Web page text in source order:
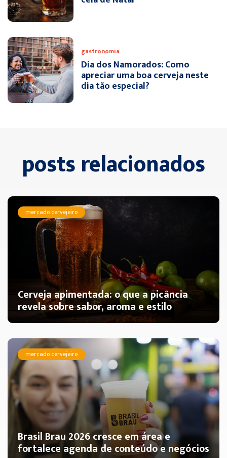
gastronomia
Dia dos Namorados: Como
apreciar uma boa cerveja neste
dia tão especial?
posts relacionados
mercado cervejeiro
Cerveja apimentada: o que a picância
revela sobre sabor, aroma e estilo
mercado cervejeiro
Brasil Brau 2026 cresce em área e
fortalece agenda de conteúdo e negócios